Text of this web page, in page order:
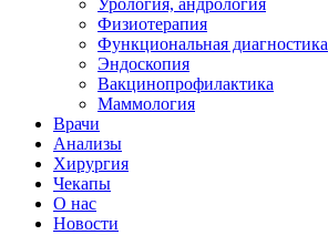
Урология, андрология
Физиотерапия
Функциональная диагностика
Эндоскопия
Вакцинопрофилактика
Маммология
Врачи
Анализы
Хирургия
Чекапы
О нас
Новости